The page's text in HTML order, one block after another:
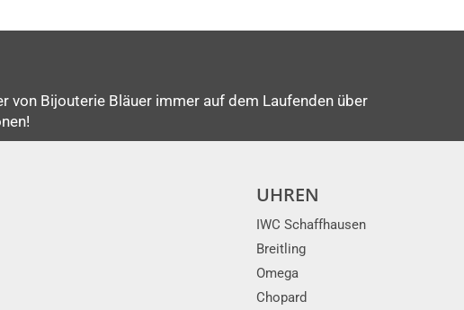
von Bijouterie Bläuer immer auf dem Laufenden über
UHREN
IWC Schaffhausen
Breitling
Omega
Chopard